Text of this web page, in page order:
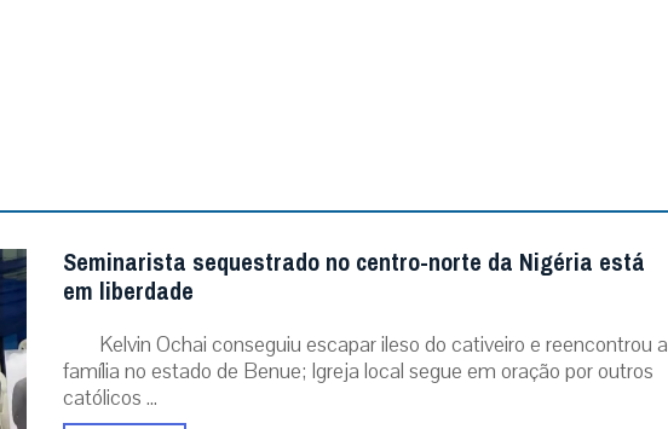
Seminarista sequestrado no centro-norte da Nigéria está
em liberdade
Kelvin Ochai conseguiu escapar ileso do cativeiro e reencontrou a
família no estado de Benue; Igreja local segue em oração por outros
católicos ...